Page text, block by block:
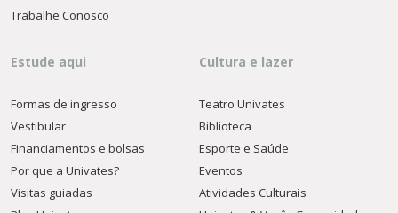
Trabalhe Conosco
Estude aqui
Formas de ingresso
Vestibular
Financiamentos e bolsas
Por que a Univates?
Visitas guiadas
Cultura e lazer
Teatro Univates
Biblioteca
Esporte e Saúde
Eventos
Atividades Culturais